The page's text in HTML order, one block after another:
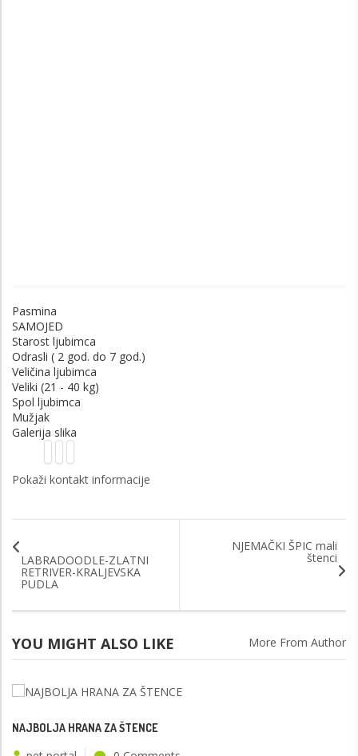
Pasmina
SAMOJED
Starost ljubimca
Odrasli ( 2 god. do 7 god.)
Veličina ljubimca
Veliki (21 - 40 kg)
Spol ljubimca
Mužjak
Galerija slika
Pokaži kontakt informacije
LABRADOODLE-ZLATNI
RETRIVER-KRALJEVSKA
PUDLA
NJEMAČKI ŠPIC mali
štenci
YOU MIGHT ALSO LIKE More From Author
NAJBOLJA HRANA ZA ŠTENCE